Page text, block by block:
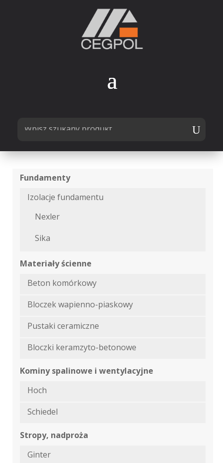
Fundamenty
Izolacje fundamentu
Nexler
Sika
Materiały ścienne
Beton komórkowy
Bloczek wapienno-piaskowy
Pustaki ceramiczne
Bloczki keramzyto-betonowe
Kominy spalinowe i wentylacyjne
Hoch
Schiedel
Stropy, nadproża
Ginter